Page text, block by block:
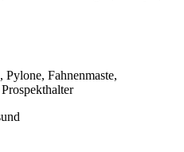
Pylone, Fahnenmaste,